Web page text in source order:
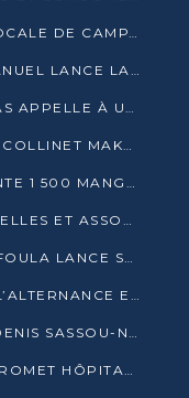
GOMA TSÉ-TSÉ : LA DIRECTION LOCALE DE CAMPAGNE INTENSIFIE LA SENSIBILISATION DANS LES VILLAGES
MAKOUA : DELPHINE ÉDITH EMMANUEL LANCE LA CAMPAGNE POUR DENIS SASSOU-N’GUESSO
À MAKÉLÉKÉLÉ 1, LANDRY KOLELAS APPELLE À UNE MOBILISATION MASSIVE EN FAVEUR DE DENIS SASSOU-N’GUESSO
PRÉSIDENTIELLE 2026 : ANATOLE COLLINET MAKOSSO DÉFEND LE PROJET DE SOCIÉTÉ DE DENIS SASSOU NGUESSO
ENVIRONNEMENT : MAURICE PLANTE 1 500 MANGROVES POUR HONORER WANGARI MAATHAI
PRÉSIDENTIELLE 2026 : LES MUTUELLES ET ASSOCIATIONS S’IMPLIQUENT DANS LA CAMPAGNE ÉLECTORALE À TIÉ-TIÉ 2 (POINTE-NOIRE)
PRÉSIDENTIELLE 2026 : DAVE MAFOULA LANCE SA « VAGUE DU NOUVEAU DÉPART » À IMPFONDO
OYO : DESTIN GAVET APPELLE À L’ALTERNANCE ET À LA RESPONSABILITÉ DE LA JEUNESSE
PRÉSIDENTIELLE 2026 : À SIBITI, DENIS SASSOU-N’GUESSO PARIE SUR LES RESSOURCES DE LA LEKOUMOU
À EWO, DESTIN GAVET ELENGO PROMET HÔPITAL, CHEMIN DE FER ET AUDIT DES FINANCES PUBLIQUES